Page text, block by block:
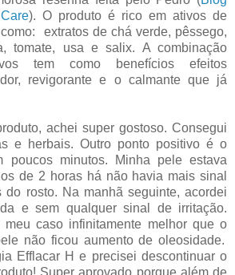
). O produto é rico em ativos de
extratos de chá verde, pêssego,
tomate, usa e salix. A combinação
tem como benefícios efeitos
revigorante e o calmante que já
achei super gostoso. Consegui
e herbais. Outro ponto positivo é o
poucos minutos. Minha pele estava
de 2 horas há não havia mais sinal
do rosto. Na manhã seguinte, acordei
e sem qualquer sinal de irritação.
caso infinitamente melhor que o
não ficou aumento de oleosidade.
Efflacar H e precisei descontinuar o